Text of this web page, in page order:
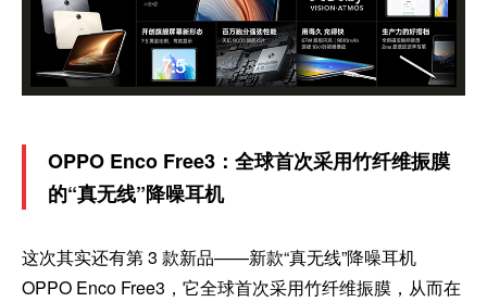
OPPO Enco Free3：全球首次采用竹纤维振膜
的“真无线”降噪耳机
这次其实还有第 3 款新品——新款“真无线”降噪耳机
OPPO Enco Free3，它全球首次采用竹纤维振膜，从而在